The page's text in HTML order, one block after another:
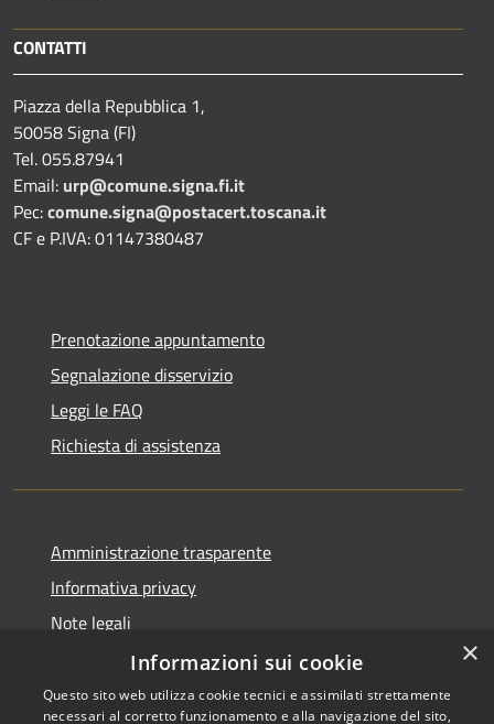
CONTATTI
Piazza della Repubblica 1,
50058 Signa (FI)
Tel. 055.87941
Email: urp@comune.signa.fi.it
Pec:comune.signa@postacert.toscana.it
CF e P.IVA: 01147380487
Prenotazione appuntamento
Segnalazione disservizio
Leggi le FAQ
Richiesta di assistenza
Amministrazione trasparente
Informativa privacy
Note legali
Dichiarazione di accessibilità
×
Informazioni sui cookie
Questo sito web utilizza cookie tecnici e assimilati strettamente
necessari al corretto funzionamento e alla navigazione del sito,